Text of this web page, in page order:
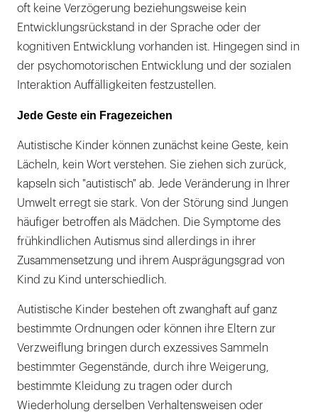
oft keine Verzögerung beziehungsweise kein
Entwicklungsrückstand in der Sprache oder der
kognitiven Entwicklung vorhanden ist. Hingegen sind in
der psychomotorischen Entwicklung und der sozialen
Interaktion Auffälligkeiten festzustellen.
Jede Geste ein Fragezeichen
Autistische Kinder können zunächst keine Geste, kein
Lächeln, kein Wort verstehen. Sie ziehen sich zurück,
kapseln sich "autistisch" ab. Jede Veränderung in Ihrer
Umwelt erregt sie stark. Von der Störung sind Jungen
häufiger betroffen als Mädchen. Die Symptome des
frühkindlichen Autismus sind allerdings in ihrer
Zusammensetzung und ihrem Ausprägungsgrad von
Kind zu Kind unterschiedlich.
Autistische Kinder bestehen oft zwanghaft auf ganz
bestimmte Ordnungen oder können ihre Eltern zur
Verzweiflung bringen durch exzessives Sammeln
bestimmter Gegenstände, durch ihre Weigerung,
bestimmte Kleidung zu tragen oder durch
Wiederholung derselben Verhaltensweisen oder